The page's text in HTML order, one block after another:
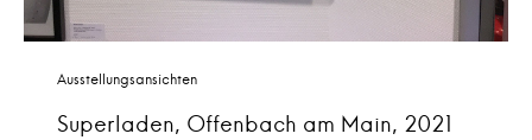
Ausstellungsansichten
Superladen, Offenbach am Main, 2021